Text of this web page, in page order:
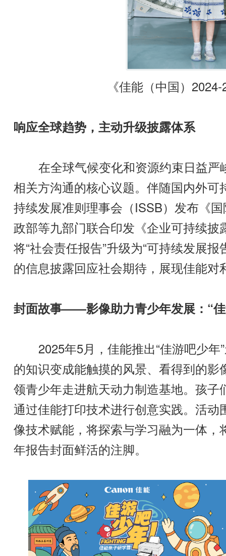
《佳能（中国）
响应全球趋势，主动升级披露体系
在全球气候变化和资源约束日益严
相关方沟通的核心议题。伴随国内外
持续发展准则理事会（ISSB）发布《
政部等九部门联合印发《企业可持续
将“社会责任报告”升级为“可持续发展
的信息披露回应社会期待，展现佳能
封面故事——影像助力青少年发展：“
2025年5月，佳能推出“佳游吧少年
的知识变成能触摸的风景、看得到的
领青少年走进航天动力制造基地。孩子
通过佳能打印技术进行创意实践。活动
像技术赋能，将探索与学习融为一体
年报告封面鲜活的注脚。